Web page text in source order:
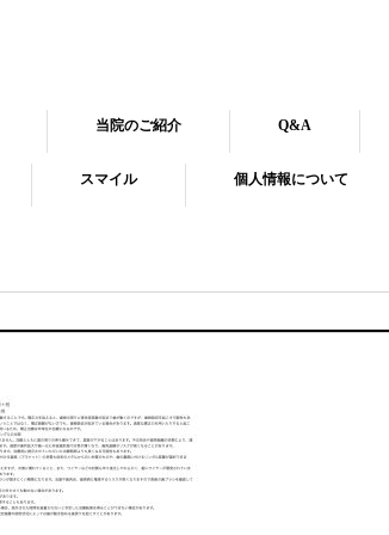
当院のご紹介 Q&A
スマイル 個人情報について